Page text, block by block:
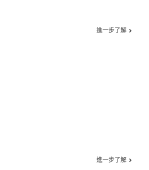
進一步了解
進一步了解